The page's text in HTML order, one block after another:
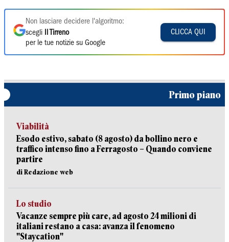
Non lasciare decidere l'algoritmo:
scegli
Il Tirreno
per le tue notizie su Google
CLICCA QUI
Primo piano
Viabilità
Esodo estivo, sabato (8 agosto) da bollino nero e
traffico intenso fino a Ferragosto – Quando conviene
partire
di Redazione web
Lo studio
Vacanze sempre più care, ad agosto 24 milioni di
italiani restano a casa: avanza il fenomeno
"Staycation"